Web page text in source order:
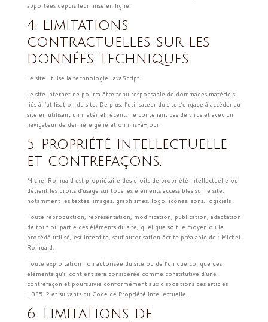
apportées depuis leur mise en ligne.
4. Limitations
contractuelles sur les
données techniques.
Le site utilise la technologie JavaScript.
Le site Internet ne pourra être tenu responsable de dommages matériels
liés à l’utilisation du site. De plus, l’utilisateur du site s’engage à accéder au
site en utilisant un matériel récent, ne contenant pas de virus et avec un
navigateur de dernière génération mis-à-jour
5. Propriété intellectuelle
et contrefaçons.
Michel Romuald est propriétaire des droits de propriété intellectuelle ou
détient les droits d’usage sur tous les éléments accessibles sur le site,
notamment les textes, images, graphismes, logo, icônes, sons, logiciels.
Toute reproduction, représentation, modification, publication, adaptation
de tout ou partie des éléments du site, quel que soit le moyen ou le
procédé utilisé, est interdite, sauf autorisation écrite préalable de : Michel
Romuald.
Toute exploitation non autorisée du site ou de l’un quelconque des
éléments qu’il contient sera considérée comme constitutive d’une
contrefaçon et poursuivie conformément aux dispositions des articles
L.335-2 et suivants du Code de Propriété Intellectuelle.
6. Limitations de